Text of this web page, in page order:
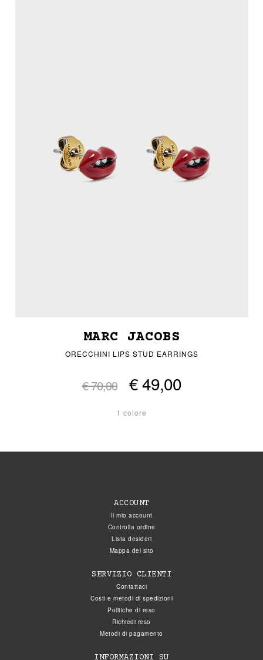
MARC JACOBS
ORECCHINI LIPS STUD EARRINGS
€ 70,00 € 49,00
1 colore
ACCOUNT
Il mio account
Controlla ordine
Lista desideri
Mappa del sito
SERVIZIO CLIENTI
Contattaci
Costi e metodi di spedizioni
Politiche di reso
Richiedi reso
Metodi di pagamento
INFORMAZIONI SU